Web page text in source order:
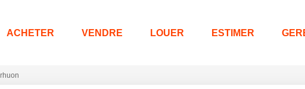
ACHETER VENDRE LOUER ESTIMER